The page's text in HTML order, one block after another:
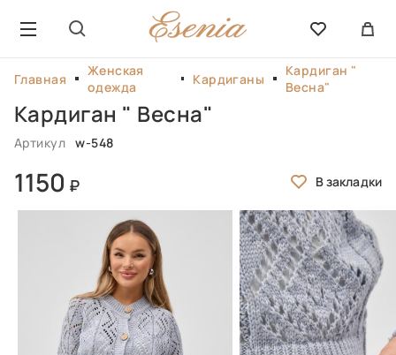
Главная
Женская
одежда
Кардиганы
Кардиган "
Весна"
Кардиган " Весна"
Артикул w-548
1150